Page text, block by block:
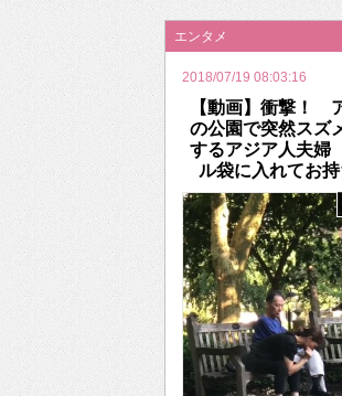
エンタメ
2018/07/19 08:03:16
【動画】衝撃！
の公園で突然スズ
するアジア人夫
ル袋に入れてお持